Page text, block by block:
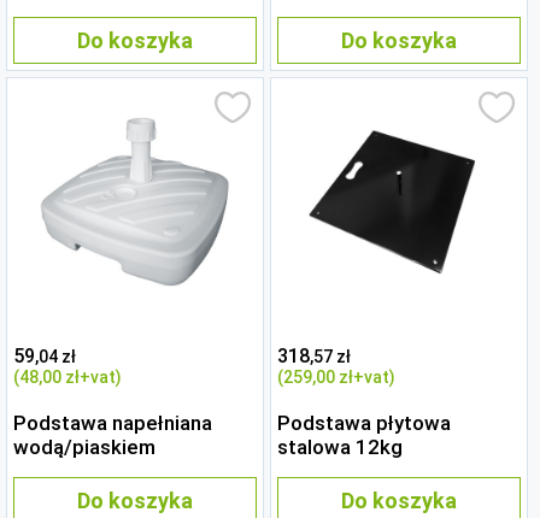
Do koszyka Do koszyka
59,04 zł
(48,00 zł+vat)
Podstawa napełniana
wodą/piaskiem
Do koszyka
318,57 zł
(259,00 zł+vat)
Podstawa płytowa
stalowa 12kg
Do koszyka